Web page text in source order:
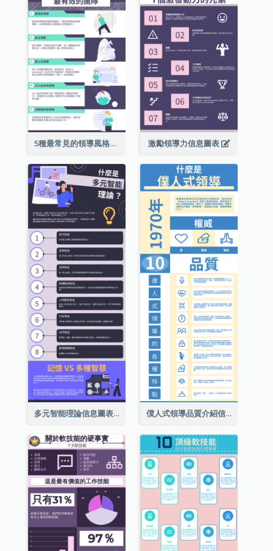
5種最常見的領導風格信息圖表 激勵領導力信息圖表
多元智能理論信息圖表 僕人式領導品質介紹信息圖表